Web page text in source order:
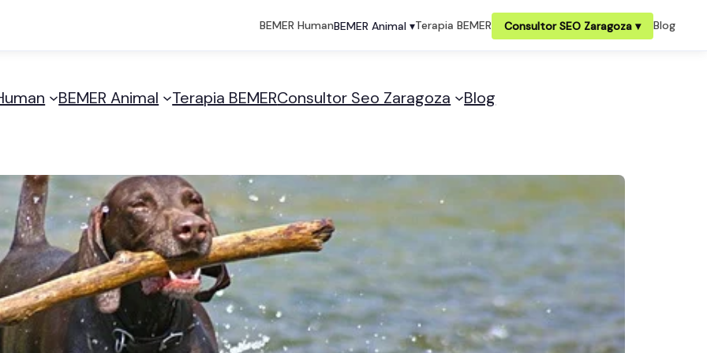
BEMER HumanBEMER Animal ▾Terapia BEMER Consultor SEO Zaragoza ▾ Blog
BEMER Animal Terapia BEMERConsultor Seo Zaragoza Blog